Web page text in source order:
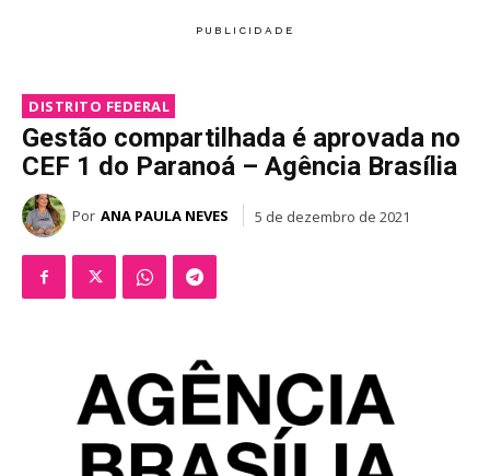
DISTRITO FEDERAL
Gestão compartilhada é aprovada no
CEF 1 do Paranoá – Agência Brasília
Por ANA PAULA NEVES 5 de dezembro de 2021